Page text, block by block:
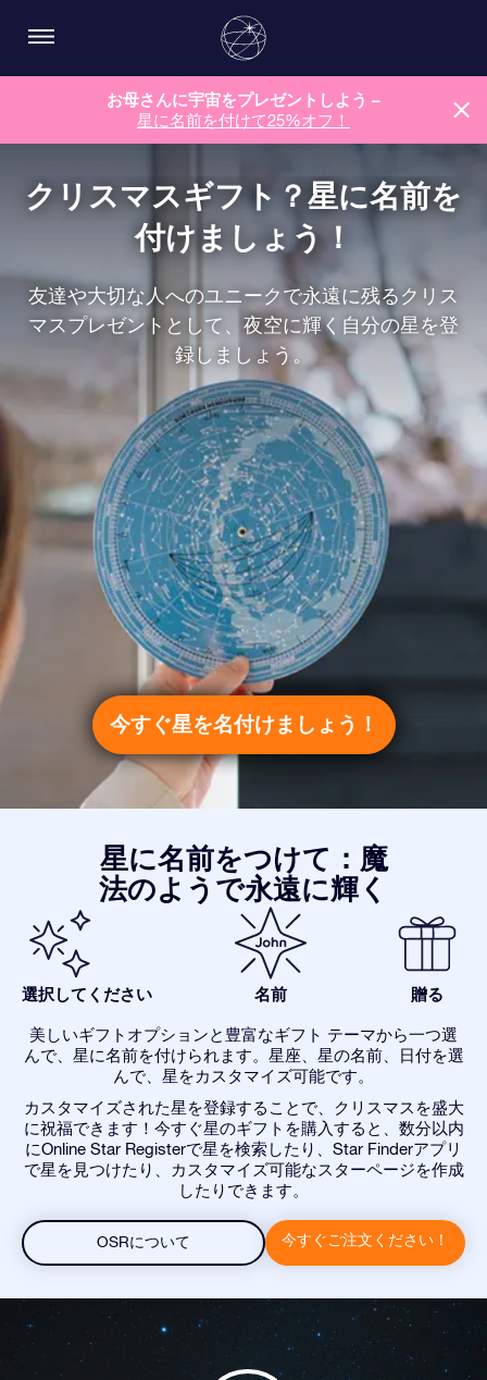
お母さんに宇宙をプレゼントしよう –
星に名前を付けて25%オフ！
クリスマスギフト？星に名前を
付けましょう！
友達や大切な人へのユニークで永遠に残るクリス
マスプレゼントとして、夜空に輝く自分の星を登
録しましょう。
今すぐ星を名付けましょう！
星に名前をつけて：魔
法のようで永遠に輝く
選択してください 名前 贈る
美しいギフトオプションと豊富なギフト テーマから一つ選
んで、星に名前を付けられます。星座、星の名前、日付を選
んで、星をカスタマイズ可能です。
カスタマイズされた星を登録することで、クリスマスを盛大
に祝福できます！今すぐ星のギフトを購入すると、数分以内
にOnline Star Registerで星を検索したり、Star Finderアプリ
で星を見つけたり、カスタマイズ可能なスターページを作成
したりできます。
OSRについて 今すぐご注文ください！